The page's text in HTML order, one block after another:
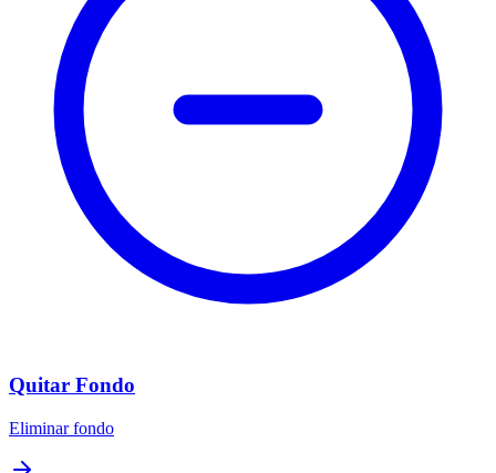
Quitar Fondo
Eliminar fondo